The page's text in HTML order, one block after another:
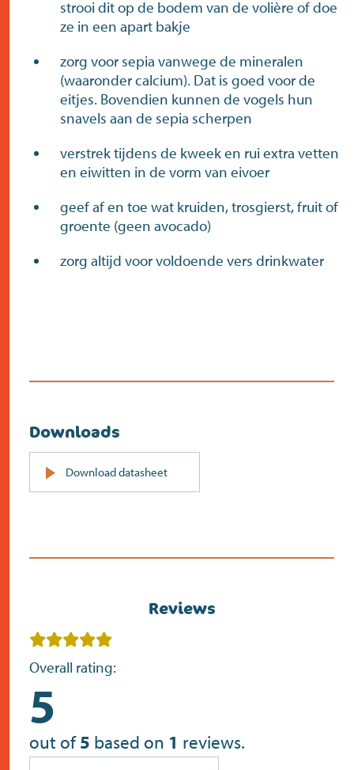
strooi dit op de bodem van de volière of doe
ze in een apart bakje
zorg voor sepia vanwege de mineralen
(waaronder calcium). Dat is goed voor de
eitjes. Bovendien kunnen de vogels hun
snavels aan de sepia scherpen
verstrek tijdens de kweek en rui extra vetten
en eiwitten in de vorm van eivoer
geef af en toe wat kruiden, trosgierst, fruit of
groente (geen avocado)
zorg altijd voor voldoende vers drinkwater
Downloads
Download datasheetPDF
(opent
Reviews
Overall rating:
5
out of5 based on 1 reviews.